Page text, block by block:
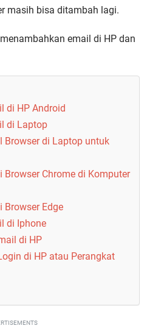
masih bisa ditambah lagi.
email di HP dan
di HP Android
di Laptop
Browser di Laptop untuk
Chrome di Komputer
Edge
di Iphone
di HP
di HP atau Perangkat